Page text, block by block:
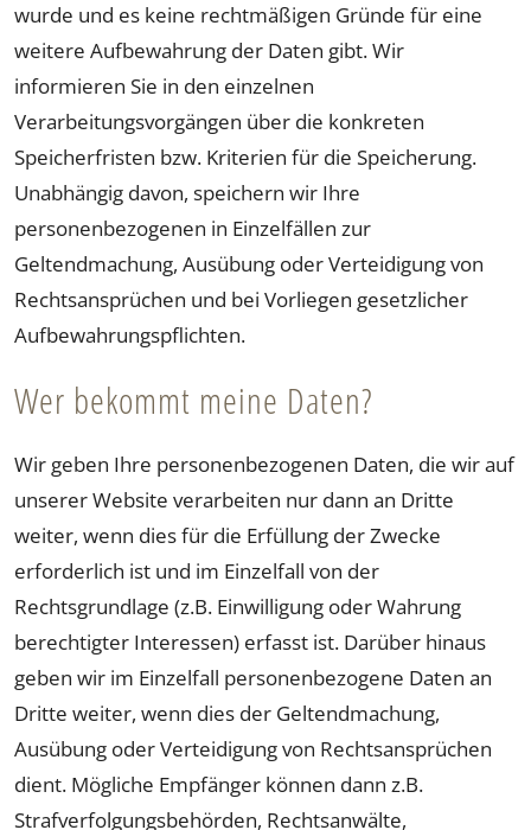
wurde und es keine rechtmäßigen Gründe für eine
weitere Aufbewahrung der Daten gibt. Wir
informieren Sie in den einzelnen
Verarbeitungsvorgängen über die konkreten
Speicherfristen bzw. Kriterien für die Speicherung.
Unabhängig davon, speichern wir Ihre
personenbezogenen in Einzelfällen zur
Geltendmachung, Ausübung oder Verteidigung von
Rechtsansprüchen und bei Vorliegen gesetzlicher
Aufbewahrungspflichten.
Wer bekommt meine Daten?
Wir geben Ihre personenbezogenen Daten, die wir auf
unserer Website verarbeiten nur dann an Dritte
weiter, wenn dies für die Erfüllung der Zwecke
erforderlich ist und im Einzelfall von der
Rechtsgrundlage (z.B. Einwilligung oder Wahrung
berechtigter Interessen) erfasst ist. Darüber hinaus
geben wir im Einzelfall personenbezogene Daten an
Dritte weiter, wenn dies der Geltendmachung,
Ausübung oder Verteidigung von Rechtsansprüchen
dient. Mögliche Empfänger können dann z.B.
Strafverfolgungsbehörden, Rechtsanwälte,